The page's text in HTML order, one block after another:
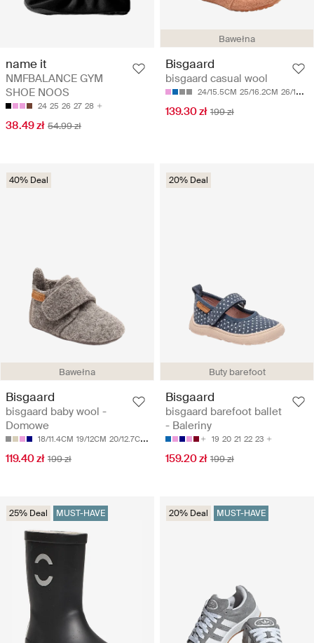
name it
NMFBALANCE GYM
SHOE NOOS
24 25 26 27 28
38.49 zł 54.99 zł
Bawełna
Bisgaard
bisgaard casual wool
24/15.5CM 25/16.2CM 26/16.9CM
139.30 zł 199 zł
Bawełna
40% Deal
Bisgaard
bisgaard baby wool -
Domowe
18/11.4CM 19/12CM 20/12.7CM 21/13.4CM 22/14CM
119.40 zł 199 zł
Buty barefoot
20% Deal
Bisgaard
bisgaard barefoot ballet
- Baleriny
19 20 21 22 23
159.20 zł 199 zł
25% Deal MUST-HAVE 20% Deal MUST-HAVE